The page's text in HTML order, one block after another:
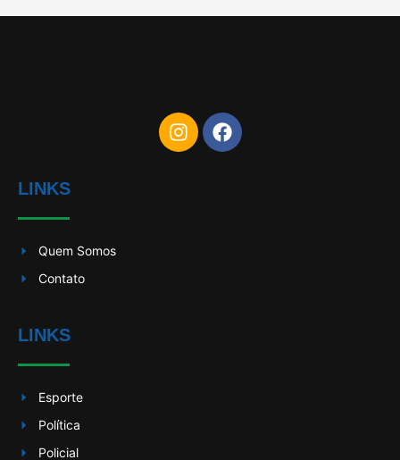
LINKS
Quem Somos
Contato
LINKS
Esporte
Política
Policial